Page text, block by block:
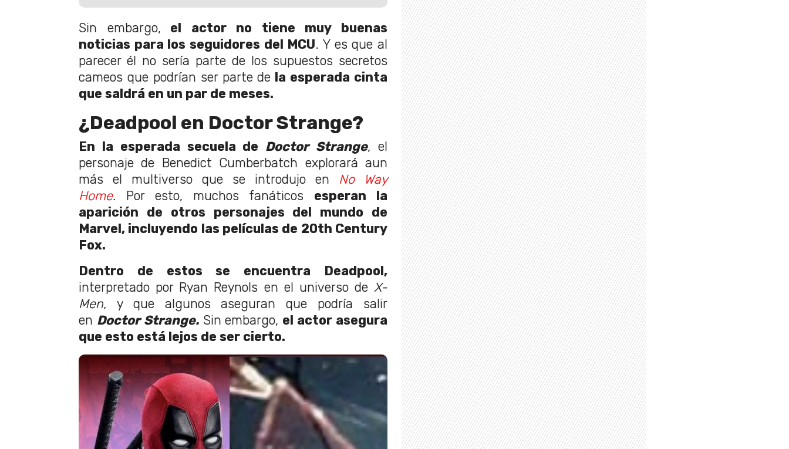
Sin embargo, el actor no tiene muy buenas
noticias para los seguidores del MCU. Y es que al
parecer él no sería parte de los supuestos secretos
cameos que podrían ser parte de la esperada cinta
que saldrá en un par de meses.
¿Deadpool en Doctor Strange?
En la esperada secuela de Doctor Strange,el
personaje de Benedict Cumberbatch explorará aun
más el multiverso que se introdujo en No Way
Home. Por esto, muchos fanáticos esperan la
aparición de otros personajes del mundo de
Marvel, incluyendo las películas de 20th Century
Fox.
Dentro de estos se encuentra Deadpool,
interpretado por Ryan Reynols en el universo de X-
Men, y que algunos aseguran que podría salir
en Doctor Strange. Sin embargo, el actor asegura
que esto está lejos de ser cierto.